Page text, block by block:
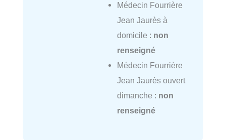
Médecin Fourrière
Jean Jaurès à
domicile : non
renseigné
Médecin Fourrière
Jean Jaurès ouvert
dimanche : non
renseigné